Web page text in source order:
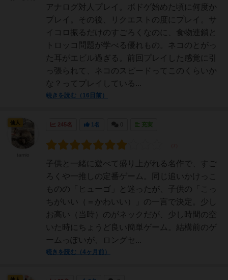
アナログ対人プレイ。ボドゲ始めた頃に何度か
プレイ。その後、リクエストの度にプレイ。サ
イコロ振るだけのすごろくなのに、食物連鎖と
トロッコ問題が学べる優れもの。ネコのとがっ
た耳がエビル過ぎる。前回プレイした感覚に引
っ張られて、ネコのスピードってこのくらいか
な？ってプレイしている...
続きを読む（16日前）
245名 1名 充実
子供と一緒に遊べて盛り上がれる名作で、すご
ろくや一推しの定番ゲーム。同じ追いかけっこ
ものの「ヒューゴ」と迷ったが、子供の「こっ
ちがいい（＝かわいい）」の一言で決定。少し
お高い（当時）のがネックだが、少し時間の空
いた時にちょうど良い簡単ゲーム。結構前のゲ
ームっぽいが、ロングセ...
続きを読む（4ヶ月前）
仙人